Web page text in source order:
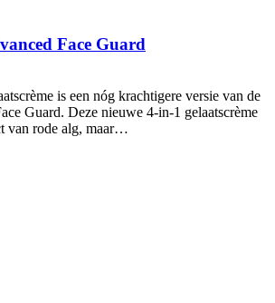
Face Guard
is een nóg krachtigere versie van de
Guard. Deze nieuwe 4-in-1 gelaatscrème
van rode alg, maar…